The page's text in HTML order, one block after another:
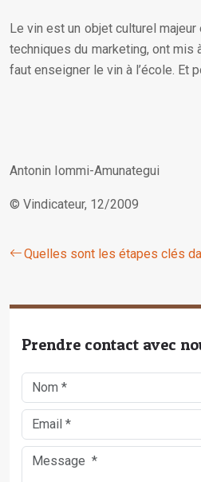
Le vin est un objet culturel
techniques du marketing, ont mis
faut enseigner le vin à l’école. Et
Antonin Iommi-Amunategui
© Vindicateur, 12/2009
Quelles sont les étapes clés
Prendre contact avec